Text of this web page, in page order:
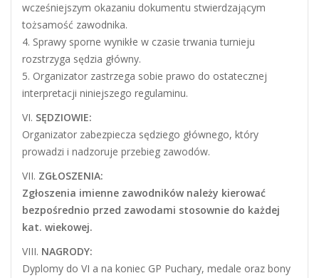
wcześniejszym okazaniu dokumentu stwierdzającym
tożsamość zawodnika.
4. Sprawy sporne wynikłe w czasie trwania turnieju
rozstrzyga sędzia główny.
5. Organizator zastrzega sobie prawo do ostatecznej
interpretacji niniejszego regulaminu.
VI. SĘDZIOWIE:
Organizator zabezpiecza sędziego głównego, który
prowadzi i nadzoruje przebieg zawodów.
VII. ZGŁOSZENIA:
Zgłoszenia imienne zawodników należy kierować
bezpośrednio przed zawodami stosownie do każdej
kat. wiekowej.
VIII. NAGRODY:
Dyplomy do VI a na koniec GP Puchary, medale oraz bony